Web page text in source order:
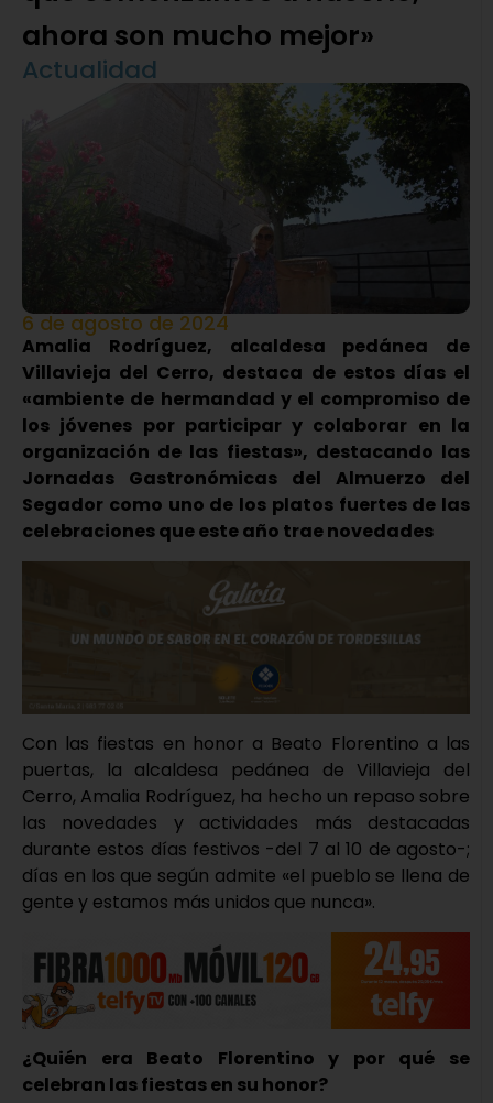
ahora son mucho mejor»
Actualidad
6 de agosto de 2024
Amalia Rodríguez, alcaldesa pedánea de
Villavieja del Cerro, destaca de estos días el
«ambiente de hermandad y el compromiso de
los jóvenes por participar y colaborar en la
organización de las fiestas», destacando las
Jornadas Gastronómicas del Almuerzo del
Segador como uno de los platos fuertes de las
celebraciones que este año trae novedades
Con las fiestas en honor a Beato Florentino a las
puertas, la alcaldesa pedánea de Villavieja del
Cerro, Amalia Rodríguez, ha hecho un repaso sobre
las novedades y actividades más destacadas
durante estos días festivos -del 7 al 10 de agosto-;
días en los que según admite «el pueblo se llena de
gente y estamos más unidos que nunca».
¿Quién era Beato Florentino y por qué se
celebran las fiestas en su honor?